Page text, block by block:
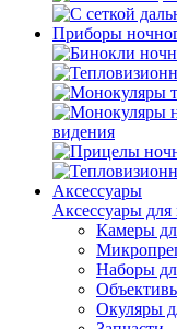
Приборы
видения
Аксессуары
Аксессуары
Камеры
Наборы
Окуляры